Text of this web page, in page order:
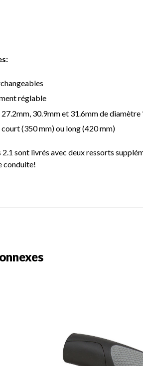
réglable
30.9mm et 31.6mm de diamètre
(350 mm) ou long (420 mm)
2.1 sont livrés avec deux ressorts
conduite!